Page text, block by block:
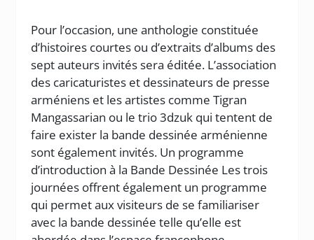
Pour l’occasion, une anthologie constituée
d’histoires courtes ou d’extraits d’albums des
sept auteurs invités sera éditée. L’association
des caricaturistes et dessinateurs de presse
arméniens et les artistes comme Tigran
Mangassarian ou le trio 3dzuk qui tentent de
faire exister la bande dessinée arménienne
sont également invités. Un programme
d’introduction à la Bande Dessinée Les trois
journées offrent également un programme
qui permet aux visiteurs de se familiariser
avec la bande dessinée telle qu’elle est